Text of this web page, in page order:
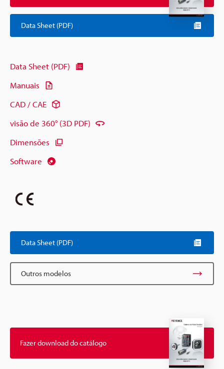
Data Sheet (PDF)
Data Sheet (PDF)
Manuais
CAD / CAE
visão de 360° (3D PDF)
Dimensões
Software
Data Sheet (PDF)
Outros modelos
Fazer download do catálogo